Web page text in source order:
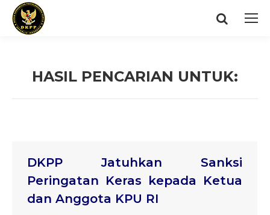
Search:
HASIL PENCARIAN UNTUK:
DKPP Jatuhkan Sanksi
Peringatan Keras kepada Ketua
dan Anggota KPU RI